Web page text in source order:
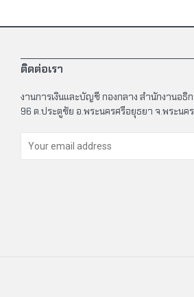
ติดต่อเรา
งานการเงินและบัญชี กองกลาง สำนักงานอ
96 ต.ประตูชัย อ.พระนครศรีอยุธยา จ.พระนค